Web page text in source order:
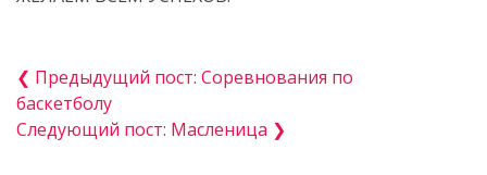
❮ Предыдущий пост: Соревнования по
баскетболу
Следующий пост: Масленица ❯